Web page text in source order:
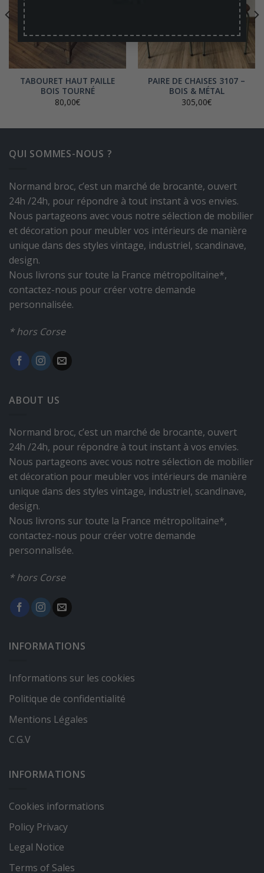
TABOURET HAUT PAILLE
BOIS TOURNÉ
80,00€
PAIRE DE CHAISES 3107 –
BOIS & MÉTAL
305,00€
QUI SOMMES-NOUS ?
Normand broc, c’est un marché de brocante, ouvert
24h /24h, pour répondre à tout instant à vos envies.
Nous partageons avec vous notre sélection de mobilier
et décoration pour meubler vos intérieurs de manière
unique dans des styles vintage, industriel, scandinave,
design.
Nous livrons sur toute la France métropolitaine*,
contactez-nous pour créer votre demande
personnalisée.
* hors Corse
ABOUT US
Normand broc, c’est un marché de brocante, ouvert
24h /24h, pour répondre à tout instant à vos envies.
Nous partageons avec vous notre sélection de mobilier
et décoration pour meubler vos intérieurs de manière
unique dans des styles vintage, industriel, scandinave,
design.
Nous livrons sur toute la France métropolitaine*,
contactez-nous pour créer votre demande
personnalisée.
* hors Corse
INFORMATIONS
Informations sur les cookies
Politique de confidentialité
Mentions Légales
C.G.V
INFORMATIONS
Cookies informations
Policy Privacy
Legal Notice
Terms of Sales